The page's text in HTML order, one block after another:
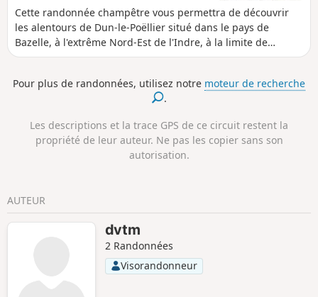
Cette randonnée champêtre vous permettra de découvrir
les alentours de Dun-le-Poëllier situé dans le pays de
Bazelle, à l'extrême Nord-Est de l'Indre, à la limite de
l'Indre-et-Loir. Par de petites routes et d'agréables chemins,
Fouzon et dans les magnifiques sous-bois des Tailles de
Pour plus de randonnées, utilisez notre moteur de recherche
.
Les descriptions et la trace GPS de ce circuit restent la
propriété de leur auteur. Ne pas les copier sans son
autorisation.
AUTEUR
dvtm
2 Randonnées
Visorandonneur